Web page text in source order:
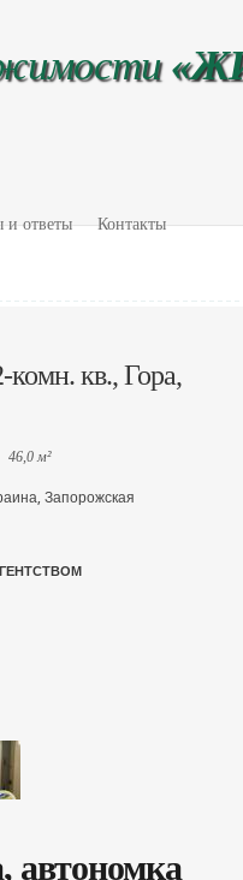
и ответы Контакты
комн. кв., Гора,
46,0 м²
Запорожская
автономка